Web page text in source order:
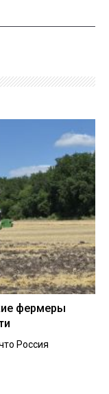
фермеры
Россия